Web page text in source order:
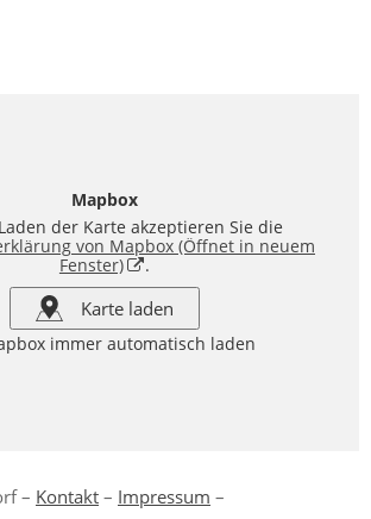
Mapbox
der Karte akzeptieren Sie die
von Mapbox (Öffnet in neuem
Fenster)
.
Karte laden
immer automatisch laden
– Kontakt – Impressum –